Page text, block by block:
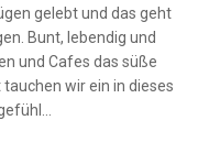
gelebt und das geht
Bunt, lebendig und
und Cafes das süße
wir ein in dieses